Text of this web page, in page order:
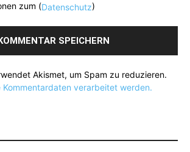
zum (Datenschutz)
Akismet, um Spam zu reduzieren.
Kommentardaten verarbeitet werden.